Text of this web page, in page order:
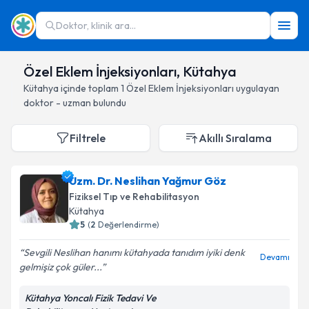
Doktor, klinik ara...
Özel Eklem İnjeksiyonları, Kütahya
Kütahya içinde toplam 1 Özel Eklem İnjeksiyonları uygulayan
doktor - uzman bulundu
Filtrele Akıllı Sıralama
Uzm. Dr. Neslihan Yağmur Göz
Fiziksel Tıp ve Rehabilitasyon
Kütahya
5 (2 Değerlendirme)
Sevgili Neslihan hanımı kütahyada tanıdım iyiki denk
gelmişiz çok güler...
Devamı
Kütahya Yoncalı Fizik Tedavi Ve